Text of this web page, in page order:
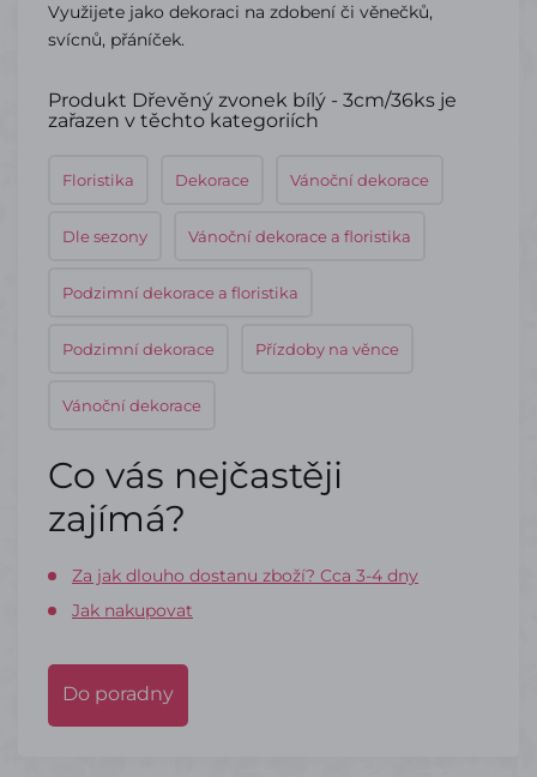
Využijete jako dekoraci na zdobení či věnečků,
svícnů, přáníček.
Produkt Dřevěný zvonek bílý - 3cm/36ks je
zařazen v těchto kategoriích
Floristika Dekorace Vánoční dekorace
Dle sezony Vánoční dekorace a floristika
Podzimní dekorace a floristika
Podzimní dekorace Přízdoby na věnce
Vánoční dekorace
Co vás nejčastěji
zajímá?
Za jak dlouho dostanu zboží? Cca 3-4 dny
Jak nakupovat
Do poradny